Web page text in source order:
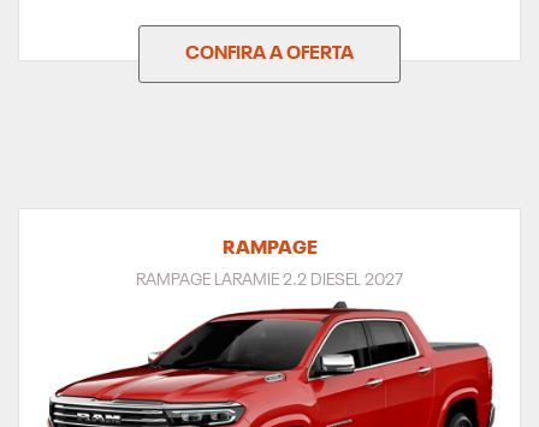
CONFIRA A OFERTA
RAMPAGE
RAMPAGE LARAMIE 2.2 DIESEL 2027